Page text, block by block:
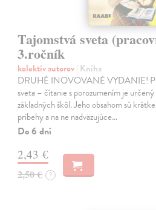
Tajomstvá sveta
3.ročník
kolektív autorov| Kniha
DRUHÉ INOVOVANÉ VYDANIE!
sveta – čítanie s porozumením je
základných škôl. Jeho obsahom sú
príbehy a na ne nadväzujúce…
Do 6 dní
2,43 €
2,50 € ?